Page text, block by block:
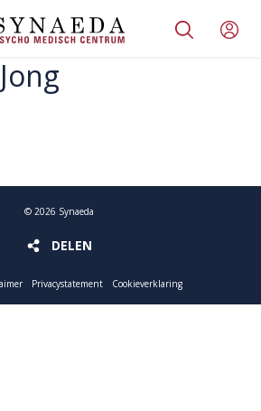
© 2026 Synaeda
DELEN
Privacystatement Cookieverklaring